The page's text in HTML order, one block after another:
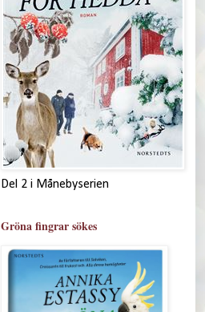
Del 2 i Månebyserien
Gröna fingrar sökes